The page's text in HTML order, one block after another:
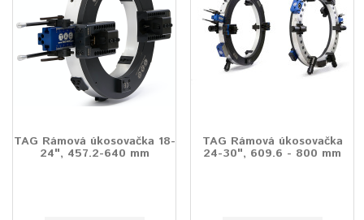
TAG Rámová úkosovačka 18-
24", 457.2-640 mm
TAG Rámová úkosovačka
24-30", 609.6 - 800 mm